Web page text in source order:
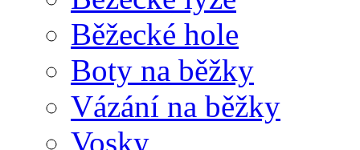
Běžecké hole
Boty na běžky
Vázání na běžky
Vosky